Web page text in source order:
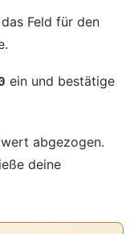
Feld für den
ein und bestätige
abgezogen.
deine